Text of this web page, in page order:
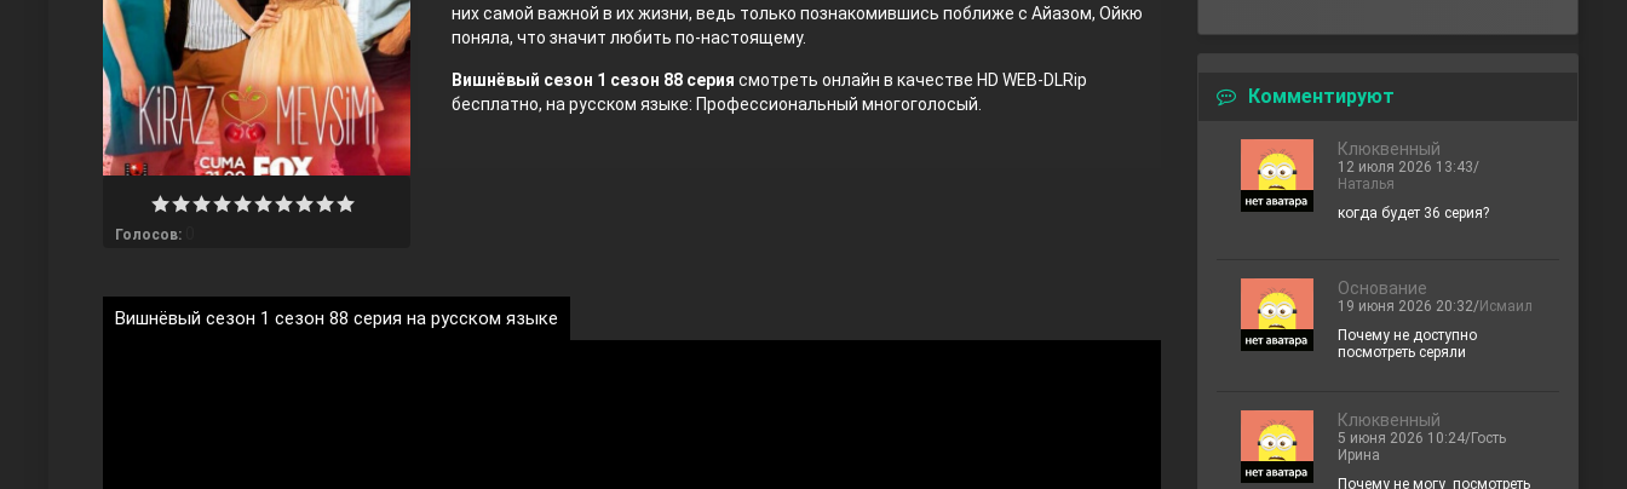
Любовь напрокат
них самой важной в их жизни, ведь только познакомившись поближе с Айазом, Ойкю
поняла, что значит любить по-настоящему.
Вишнёвый сезон 1 сезон 88 серия смотреть онлайн в качестве HD WEB-DLRip
бесплатно, на русском языке: Профессиональный многоголосый.
Голосов:
Вишнёвый сезон 1 сезон 88 серия на русском языке
Комментируют
Клюквенный
12 июля 2026 13:43/
Наталья
когда будет 36 серия?
Основание
19 июня 2026 20:32/Исмаил
Почему не доступно
посмотреть серяли
Клюквенный
5 июня 2026 10:24/Гость
Ирина
Почему не могу посмотреть